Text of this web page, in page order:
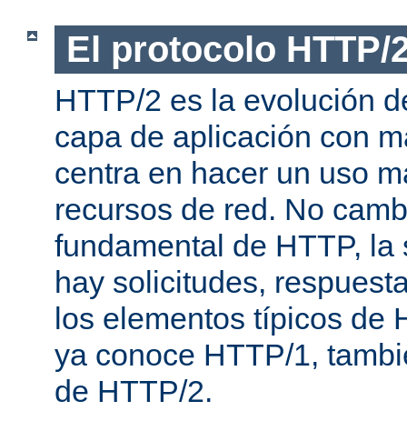
El protocolo HTTP/
HTTP/2 es la evolución
capa de aplicación con
centra en hacer un uso
recursos de red. No
fundamental de HTTP, la
hay solicitudes,
los elementos típicos de
ya conoce HTTP/1,
de HTTP/2.